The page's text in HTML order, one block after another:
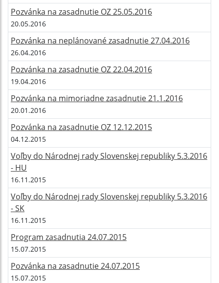
Pozvánka na zasadnutie OZ 25.05.2016
20.05.2016
Pozvánka na neplánované zasadnutie 27.04.2016
26.04.2016
Pozvánka na zasadnutie OZ 22.04.2016
19.04.2016
Pozvánka na mimoriadne zasadnutie 21.1.2016
20.01.2016
Pozvánka na zasadnutie OZ 12.12.2015
04.12.2015
Voľby do Národnej rady Slovenskej republiky 5.3.2016
- HU
16.11.2015
Voľby do Národnej rady Slovenskej republiky 5.3.2016
- SK
16.11.2015
Program zasadnutia 24.07.2015
15.07.2015
Pozvánka na zasadnutie 24.07.2015
15.07.2015